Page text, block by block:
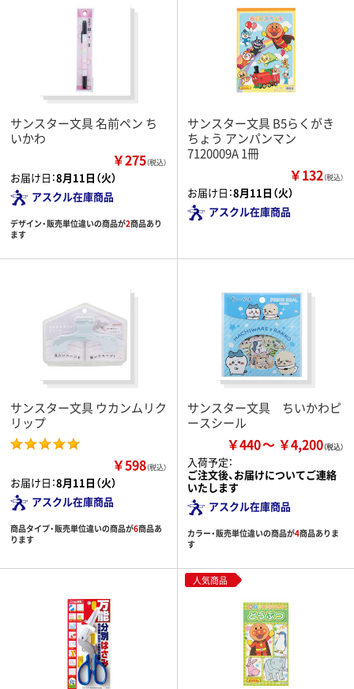
サンスター文具 名前ペン ち
いかわ
￥275（税込）
お届け日：8月11日（火）
アスクル在庫商品
デザイン・販売単位違いの商品が2商品あり
ます
サンスター文具 B5らくがき
ちょう アンパンマン
7120009A 1冊
￥132（税込）
お届け日：8月11日（火）
アスクル在庫商品
サンスター文具 ウカンムリク
リップ
￥598（税込）
お届け日：8月11日（火）
アスクル在庫商品
商品タイプ・販売単位違いの商品が6商品あ
ります
サンスター文具 ちいかわピ
ースシール
￥440 ￥4,200
入荷予定：
ご注文後、お届けについてご連絡
いたします
アスクル在庫商品
カラー・販売単位違いの商品が4商品ありま
す
人気商品